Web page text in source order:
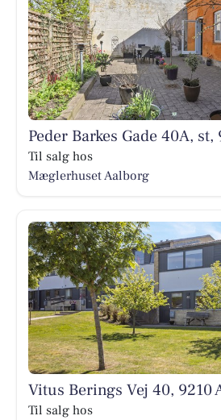
Peder Barkes Gade 40A,
Til salg hos
Mæglerhuset Aalborg
Vitus Berings Vej 40, 9210
Til salg hos